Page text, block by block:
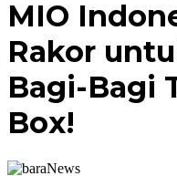
MIO
Rakor
Bagi-Bagi
Box!